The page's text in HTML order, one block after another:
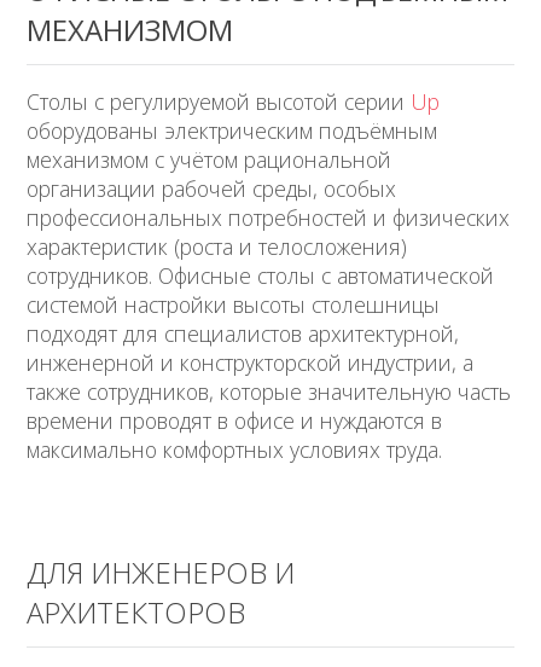
МЕХАНИЗМОМ
Столы с регулируемой высотой серии Up
оборудованы электрическим подъёмным
механизмом с учётом рациональной
организации рабочей среды, особых
профессиональных потребностей и физических
характеристик (роста и телосложения)
сотрудников. Офисные столы с автоматической
системой настройки высоты столешницы
подходят для специалистов архитектурной,
инженерной и конструкторской индустрии, а
также сотрудников, которые значительную часть
времени проводят в офисе и нуждаются в
максимально комфортных условиях труда.
ДЛЯ ИНЖЕНЕРОВ И
АРХИТЕКТОРОВ